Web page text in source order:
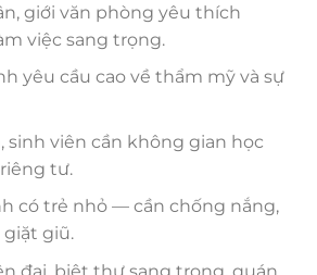
giới văn phòng yêu thích
việc sang trọng.
yêu cầu cao về thẩm mỹ và sự
sinh viên cần không gian học
tư.
có trẻ nhỏ — cần chống nắng,
giặt giũ.